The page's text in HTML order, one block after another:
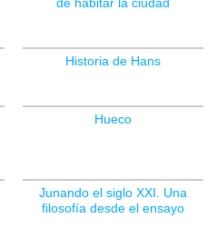
Historia de Hans
Hueco
Junando el siglo XXI. Una
filosofía desde el ensayo